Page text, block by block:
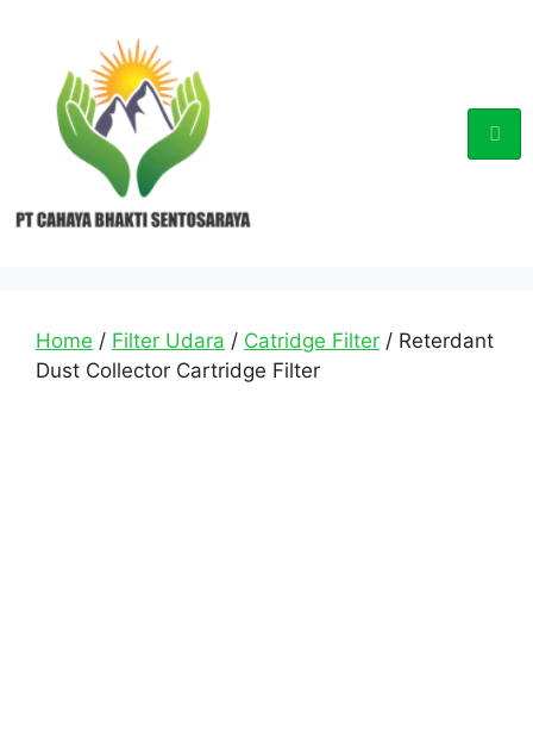
Home / Filter Udara / Catridge Filter / Reterdant
Dust Collector Cartridge Filter